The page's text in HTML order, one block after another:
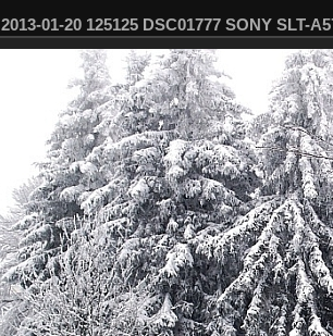
2013-01-20 125125 DSC01777 SONY SLT-